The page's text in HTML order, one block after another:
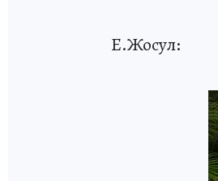
Е.Жосул: